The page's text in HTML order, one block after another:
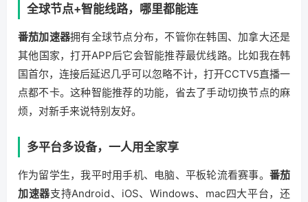
全球节点+智能线路，哪里都能连
番茄加速器拥有全球节点分布，不管你在韩国、加拿大还是
其他国家，打开APP后它会智能推荐最优线路。比如我在韩
国首尔，连接后延迟几乎可以忽略不计，打开CCTV5直播一
点都不卡。这种智能推荐的功能，省去了手动切换节点的麻
烦，对新手来说特别友好。
多平台多设备，一人用全家享
作为留学生，我平时用手机、电脑、平板轮流看赛事。 番茄
加速器支持Android、iOS、Windows、mac四大平台，还